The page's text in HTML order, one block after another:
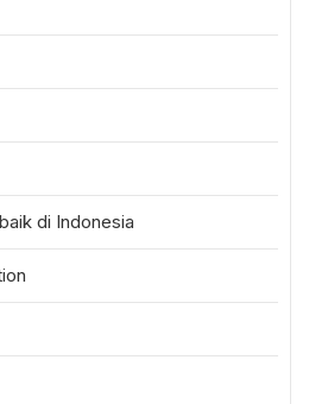
di Indonesia